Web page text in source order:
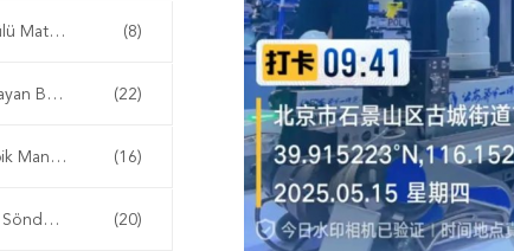
Düşük Gürültülü Matkap (8)
Doğrusal Olmayan Bağlantı Dedektörü (22)
EOD Teleskopik Manipülatör (16)
Su Sisi Yangın Söndürücü (20)